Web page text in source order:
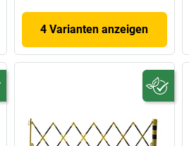
4 Varianten anzeigen